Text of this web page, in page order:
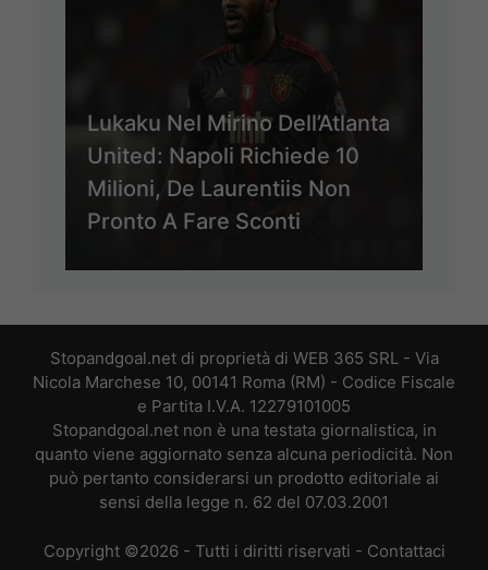
Lukaku Nel Mirino Dell’Atlanta
United: Napoli Richiede 10
Milioni, De Laurentiis Non
Pronto A Fare Sconti
Stopandgoal.net di proprietà di WEB 365 SRL - Via
Nicola Marchese 10, 00141 Roma (RM) - Codice Fiscale
e Partita I.V.A. 12279101005
Stopandgoal.net non è una testata giornalistica, in
quanto viene aggiornato senza alcuna periodicità. Non
può pertanto considerarsi un prodotto editoriale ai
sensi della legge n. 62 del 07.03.2001
Copyright ©2026 - Tutti i diritti riservati - Contattaci